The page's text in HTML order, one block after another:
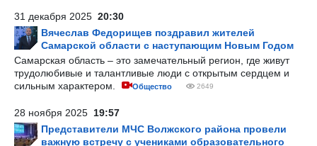
31 декабря 2025 20:30
Вячеслав Федорищев поздравил жителей
Самарской области с наступающим Новым Годом
Самарская область – это замечательный регион, где живут
трудолюбивые и талантливые люди с открытым сердцем и
сильным характером.
Общество 2649
28 ноября 2025 19:57
Представители МЧС Волжского района провели
важную встречу с учениками образовательного